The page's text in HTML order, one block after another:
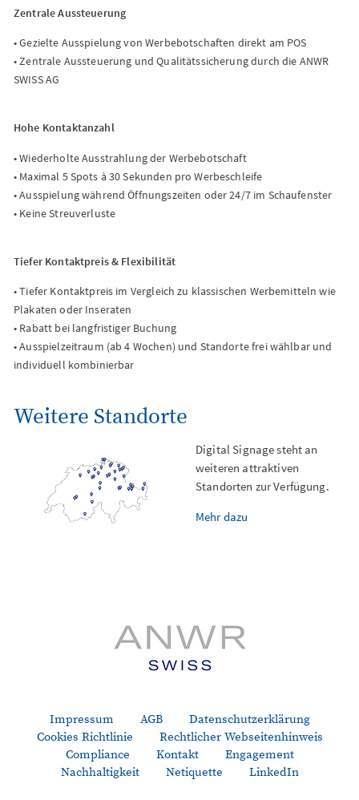
Zentrale Aussteuerung
• Gezielte Ausspielung von Werbebotschaften direkt am POS
• Zentrale Aussteuerung und Qualitätssicherung durch die ANWR
SWISS AG
Hohe Kontaktanzahl
• Wiederholte Ausstrahlung der Werbebotschaft
• Maximal 5 Spots à 30 Sekunden pro Werbeschleife
• Ausspielung während Öffnungszeiten oder 24/7 im Schaufenster
• Keine Streuverluste
Tiefer Kontaktpreis & Flexibilität
• Tiefer Kontaktpreis im Vergleich zu klassischen Werbemitteln wie
Plakaten oder Inseraten
• Rabatt bei langfristiger Buchung
• Ausspielzeitraum (ab 4 Wochen) und Standorte frei wählbar und
individuell kombinierbar
Weitere Standorte
Digital Signage steht an
weiteren attraktiven
Standorten zur Verfügung.
Mehr dazu
Impressum AGB
Datenschutzerklärung
Cookies Richtlinie
Rechtlicher Webseitenhinweis
Compliance
Kontakt
Engagement
Nachhaltigkeit
Netiquette LinkedIn